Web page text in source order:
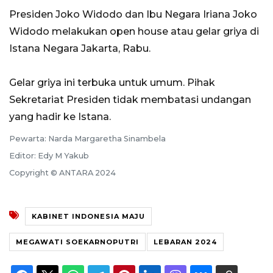
Presiden Joko Widodo dan Ibu Negara Iriana Joko
Widodo melakukan open house atau gelar griya di
Istana Negara Jakarta, Rabu.
Gelar griya ini terbuka untuk umum. Pihak
Sekretariat Presiden tidak membatasi undangan
yang hadir ke Istana.
Pewarta: Narda Margaretha Sinambela
Editor: Edy M Yakub
Copyright © ANTARA 2024
KABINET INDONESIA MAJU
MEGAWATI SOEKARNOPUTRI LEBARAN 2024